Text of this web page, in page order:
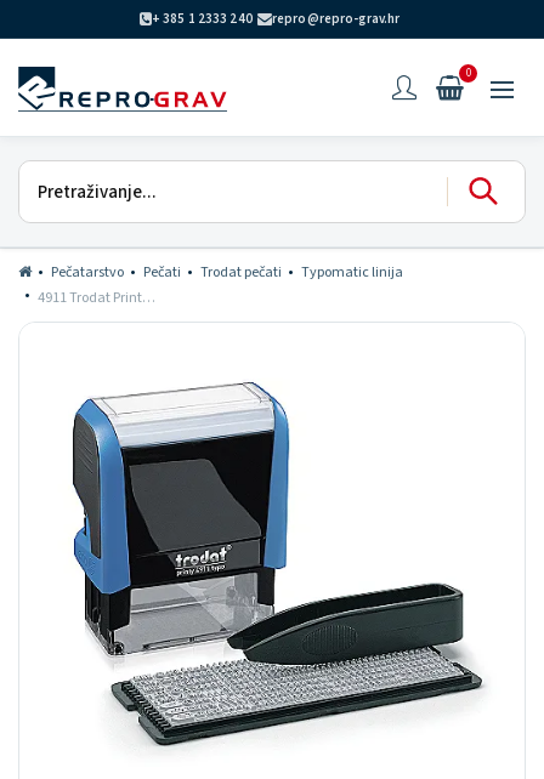
+ 385 1 2333 240 repro@repro-grav.hr
0
Pečatarstvo Pečati Trodat pečati
Typomatic linija
4911 Trodat Printy Typomatic